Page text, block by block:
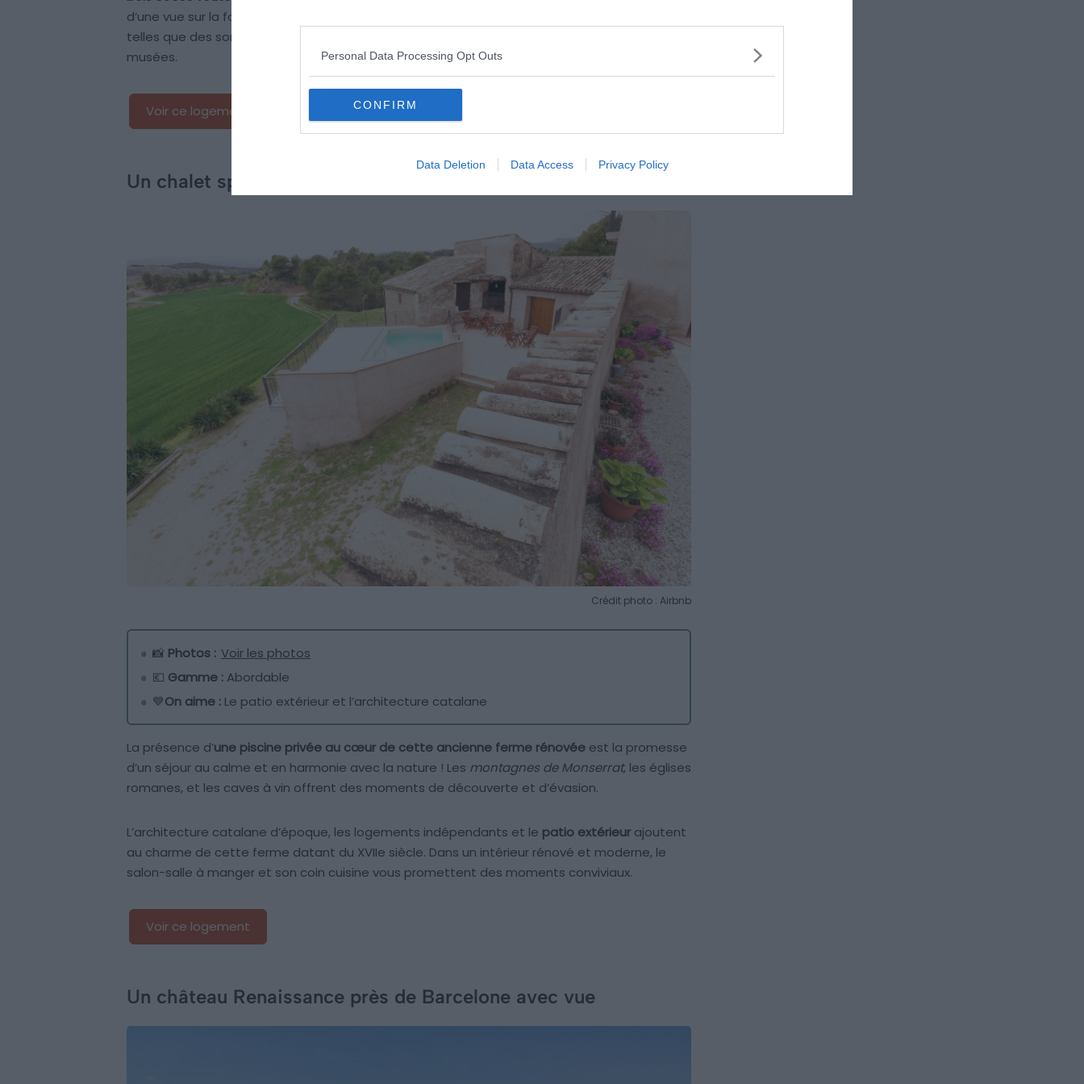
Personal Data Processing Opt Outs
CONFIRM
Data Deletion Data Access Privacy Policy
d’une vue sur la forêt, faire des randonnées ou du vélo dans la nature, ainsi que des activités
telles que des sorties équestres, de la montgolfière, des visites guidées de châteaux et de
musées.
Voir ce logement
Un chalet spacieux avec piscine dans une ferme rénovée
Crédit photo : Airbnb
📸 Photos : Voir les photos
💶 Gamme : Abordable
💙On aime : Le patio extérieur et l’architecture catalane
La présence d’une piscine privée au cœur de cette ancienne ferme rénovée est la promesse
d’un séjour au calme et en harmonie avec la nature ! Les montagnes de Monserrat, les églises
romanes, et les caves à vin offrent des moments de découverte et d’évasion.
L’architecture catalane d’époque, les logements indépendants et le patio extérieur ajoutent
au charme de cette ferme datant du XVIIe siècle. Dans un intérieur rénové et moderne, le
salon-salle à manger et son coin cuisine vous promettent des moments conviviaux.
Voir ce logement
Un château Renaissance près de Barcelone avec vue